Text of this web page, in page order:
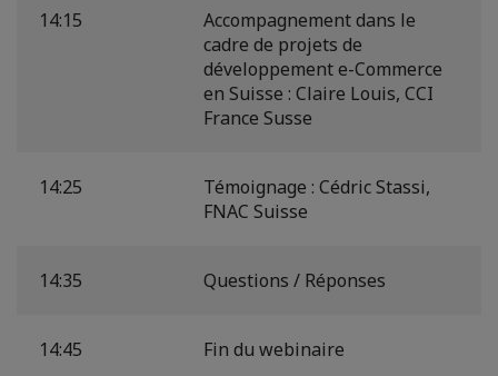
14:15
Accompagnement dans le
cadre de projets de
développement e-Commerce
en Suisse : Claire Louis, CCI
France Susse
14:25
Témoignage : Cédric Stassi,
FNAC Suisse
14:35 Questions / Réponses
14:45 Fin du webinaire